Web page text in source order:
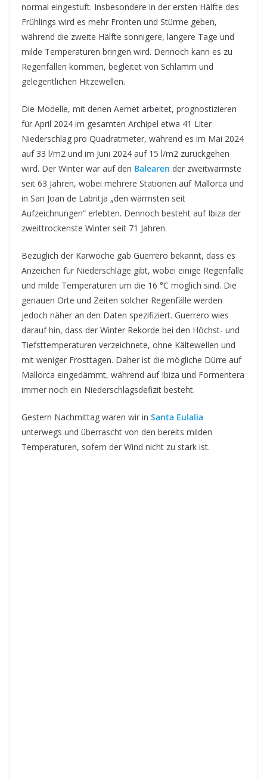
normal eingestuft. Insbesondere in der ersten Hälfte des
Frühlings wird es mehr Fronten und Stürme geben,
während die zweite Hälfte sonnigere, längere Tage und
milde Temperaturen bringen wird. Dennoch kann es zu
Regenfällen kommen, begleitet von Schlamm und
gelegentlichen Hitzewellen.
Die Modelle, mit denen Aemet arbeitet, prognostizieren
für April 2024 im gesamten Archipel etwa 41 Liter
Niederschlag pro Quadratmeter, während es im Mai 2024
auf 33 l/m2 und im Juni 2024 auf 15 l/m2 zurückgehen
wird. Der Winter war auf den Balearen der zweitwärmste
seit 63 Jahren, wobei mehrere Stationen auf Mallorca und
in San Joan de Labritja „den wärmsten seit
Aufzeichnungen“ erlebten. Dennoch besteht auf Ibiza der
zweittrockenste Winter seit 71 Jahren.
Bezüglich der Karwoche gab Guerrero bekannt, dass es
Anzeichen für Niederschläge gibt, wobei einige Regenfälle
und milde Temperaturen um die 16 °C möglich sind. Die
genauen Orte und Zeiten solcher Regenfälle werden
jedoch näher an den Daten spezifiziert. Guerrero wies
darauf hin, dass der Winter Rekorde bei den Höchst- und
Tiefsttemperaturen verzeichnete, ohne Kältewellen und
mit weniger Frosttagen. Daher ist die mögliche Dürre auf
Mallorca eingedämmt, während auf Ibiza und Formentera
immer noch ein Niederschlagsdefizit besteht.
Gestern Nachmittag waren wir in Santa Eulalia
unterwegs und überrascht von den bereits milden
Temperaturen, sofern der Wind nicht zu stark ist.